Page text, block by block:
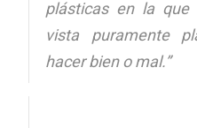
plásticas en la
vista puramente
hacer bien o mal.”